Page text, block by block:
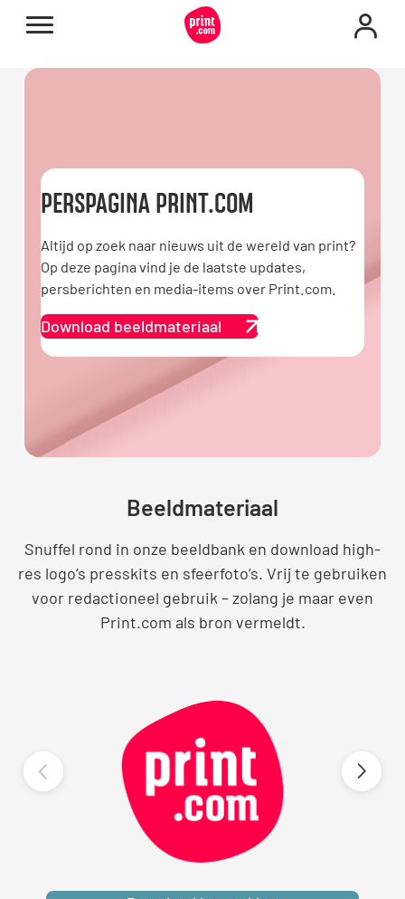
PERSPAGINA PRINT.COM
Altijd op zoek naar nieuws uit de wereld van print?
Op deze pagina vind je de laatste updates,
persberichten en media-items over Print.com.
Download beeldmateriaal
Beeldmateriaal
Snuffel rond in onze beeldbank en download high-
res logo’s presskits en sfeerfoto’s. Vrij te gebruiken
voor redactioneel gebruik – zolang je maar even
Print.com als bron vermeldt.